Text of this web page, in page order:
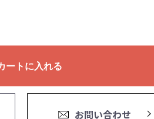
ートに入れる
お問い合わせ